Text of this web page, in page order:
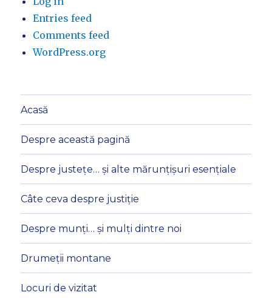
Entries feed
Comments feed
WordPress.org
Acasă
Despre această pagină
Despre justețe… și alte mărunțișuri esențiale
Câte ceva despre justiție
Despre munți… și mulți dintre noi
Drumeții montane
Locuri de vizitat